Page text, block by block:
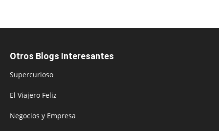
Otros Blogs Interesantes
Supercurioso
El Viajero Feliz
Negocios y Empresa